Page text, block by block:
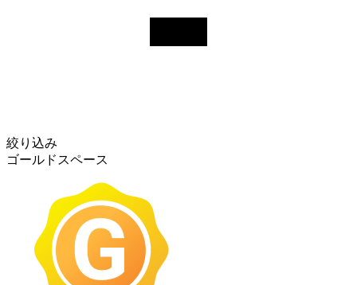
絞り込み
ゴールドスペース